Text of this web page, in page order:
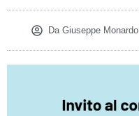
DaGiuseppe Monardo